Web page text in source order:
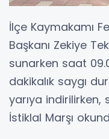
İlçe Kaymakamı
Başkanı Zekiye
sunarken saat
dakikalık saygı
yarıya indirilirken,
İstiklal Marşı